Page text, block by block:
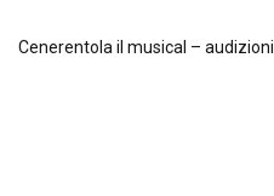
Cenerentola il musical – audizioni